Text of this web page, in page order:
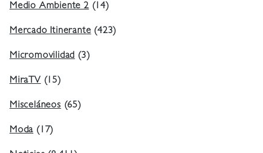
Medio Ambiente 2(14)
Mercado Itinerante(423)
Micromovilidad(3)
MiraTV(15)
Misceláneos(65)
Moda(17)